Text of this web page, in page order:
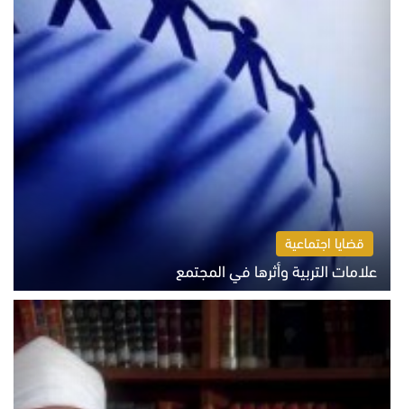
قضايا اجتماعية
علامات التربية وأثرها في المجتمع
الثلاثاء 4 أغسطس 2026 12:50 م